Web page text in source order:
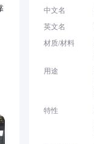
中文名
英文名
材质/材料
用途
特性